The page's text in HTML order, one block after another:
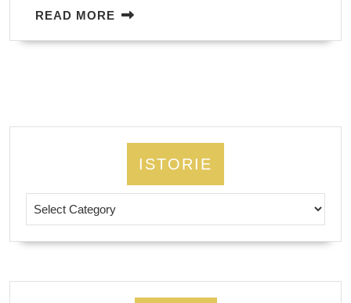
READ MORE READ
ISTORIE